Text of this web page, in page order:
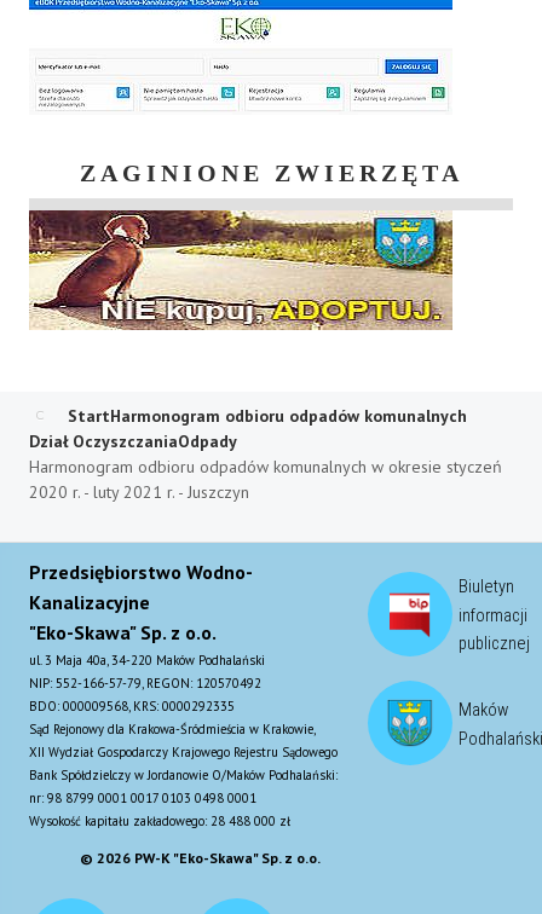
ZAGINIONE ZWIERZĘTA
StartHarmonogram odbioru odpadów komunalnych
Dział OczyszczaniaOdpady
Harmonogram odbioru odpadów komunalnych w okresie styczeń
2020 r. - luty 2021 r. - Juszczyn
Przedsiębiorstwo Wodno-
Kanalizacyjne
"Eko-Skawa" Sp. z o.o.
ul. 3 Maja 40a, 34-220 Maków Podhalański
NIP: 552-166-57-79, REGON: 120570492
BDO: 000009568, KRS: 0000292335
Sąd Rejonowy dla Krakowa-Śródmieścia w Krakowie,
XII Wydział Gospodarczy Krajowego Rejestru Sądowego
Bank Spółdzielczy w Jordanowie O/Maków Podhalański:
nr: 98 8799 0001 0017 0103 0498 0001
Wysokość kapitału zakładowego: 28 488 000 zł
© 2026 PW-K "Eko-Skawa" Sp. z o.o.
Biuletyn
informacji
publicznej
Maków
Podhalański